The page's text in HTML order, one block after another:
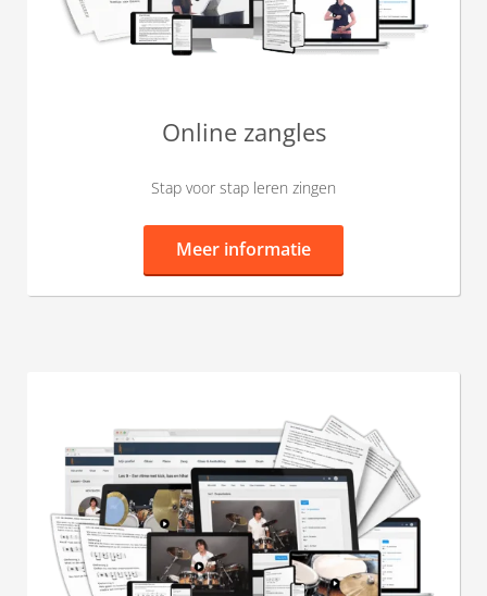
Online zangles
Stap voor stap leren zingen
Meer informatie